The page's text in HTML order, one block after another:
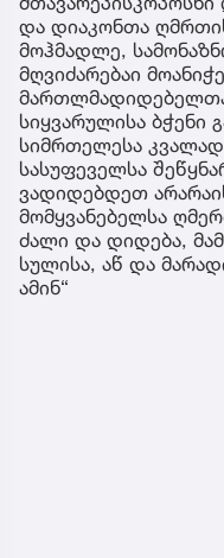
და დიაკონთა
მოჰმადლე,
მღვიძარებაი
სიყვარულისა ბჭენი
სიმრთელესა
სასუფეველსა
ვადიდებდეთ
მომყვანებელსა
ძალი და დიდება,
სულისა, აწ და
ამინ“